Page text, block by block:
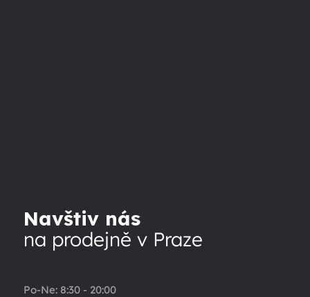
Navštiv nás
na prodejně v Praze
Po-Ne: 8:30 - 20:00